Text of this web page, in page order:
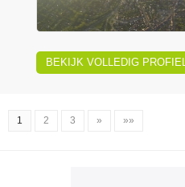
BEKIJK VOLLEDIG PROFIEL
1 2 3 » »»